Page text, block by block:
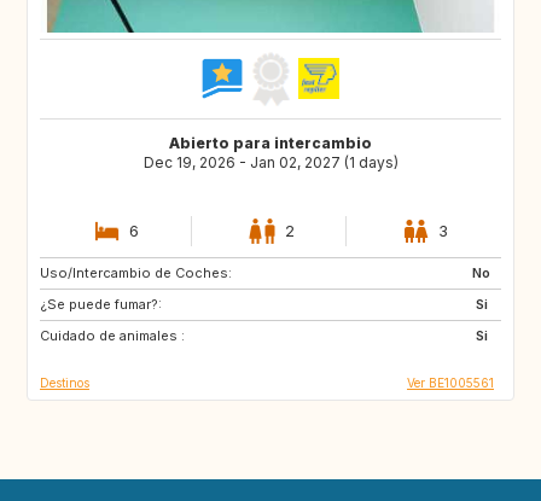
Abierto para intercambio
Dec 19, 2026 - Jan 02, 2027 (1 days)
6 2 3
Uso/Intercambio de Coches:
No
¿Se puede fumar?:
Si
Cuidado de animales :
Si
BE
GB
DE
Destinos Ver BE1005561